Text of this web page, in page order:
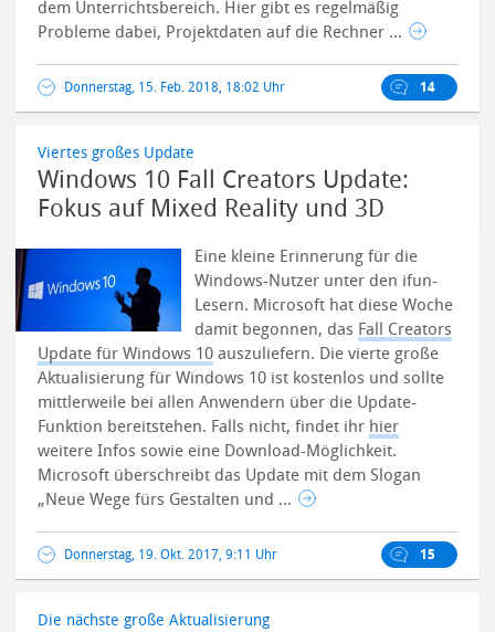
dem Unterrichtsbereich. Hier gibt es regelmäßig
Probleme dabei, Projektdaten auf die Rechner ...
Donnerstag, 15. Feb. 2018, 18:02 Uhr 14
Viertes großes Update
Windows 10 Fall Creators Update:
Fokus auf Mixed Reality und 3D
Eine kleine Erinnerung für die
Windows-Nutzer unter den ifun-
Lesern. Microsoft hat diese Woche
damit begonnen, das Fall Creators
Update für Windows 10 auszuliefern. Die vierte große
Aktualisierung für Windows 10 ist kostenlos und sollte
mittlerweile bei allen Anwendern über die Update-
Funktion bereitstehen. Falls nicht, findet ihr hier
weitere Infos sowie eine Download-Möglichkeit.
Microsoft überschreibt das Update mit dem Slogan
„Neue Wege fürs Gestalten und ...
Donnerstag, 19. Okt. 2017, 9:11 Uhr 15
Die nächste große Aktualisierung